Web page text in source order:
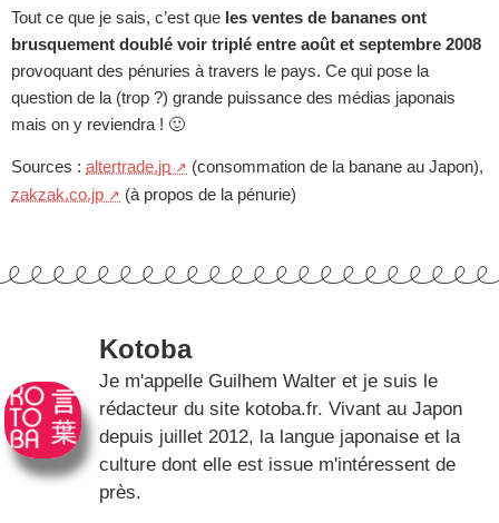
Tout ce que je sais, c’est que les ventes de bananes ont
brusquement doublé voir triplé entre août et septembre 2008
provoquant des pénuries à travers le pays. Ce qui pose la
question de la (trop ?) grande puissance des médias japonais
mais on y reviendra ! 🙂
Sources : altertrade.jp
(consommation de la banane au Japon),
zakzak.co.jp
(à propos de la pénurie)
Kotoba
Je m'appelle Guilhem Walter et je suis le
rédacteur du site kotoba.fr. Vivant au Japon
depuis juillet 2012, la langue japonaise et la
culture dont elle est issue m'intéressent de
près.